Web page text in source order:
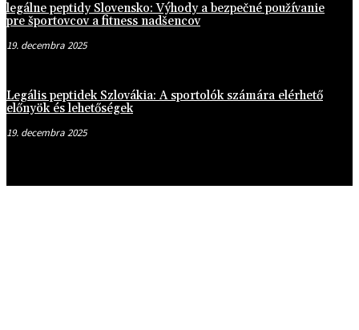
legálne peptidy Slovensko: Výhody a bezpečné používanie
pre športovcov a fitness nadšencov
19. decembra 2025
Legális peptidek Szlovákia: A sportolók számára elérhető
előnyök és lehetőségek
19. decembra 2025